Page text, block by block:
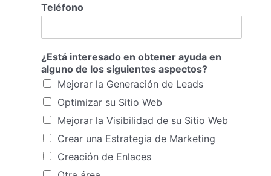
Teléfono
¿Está interesado en obtener ayuda en
alguno de los siguientes aspectos?
Mejorar la Generación de Leads
Optimizar su Sitio Web
Mejorar la Visibilidad de su Sitio Web
Crear una Estrategia de Marketing
Creación de Enlaces